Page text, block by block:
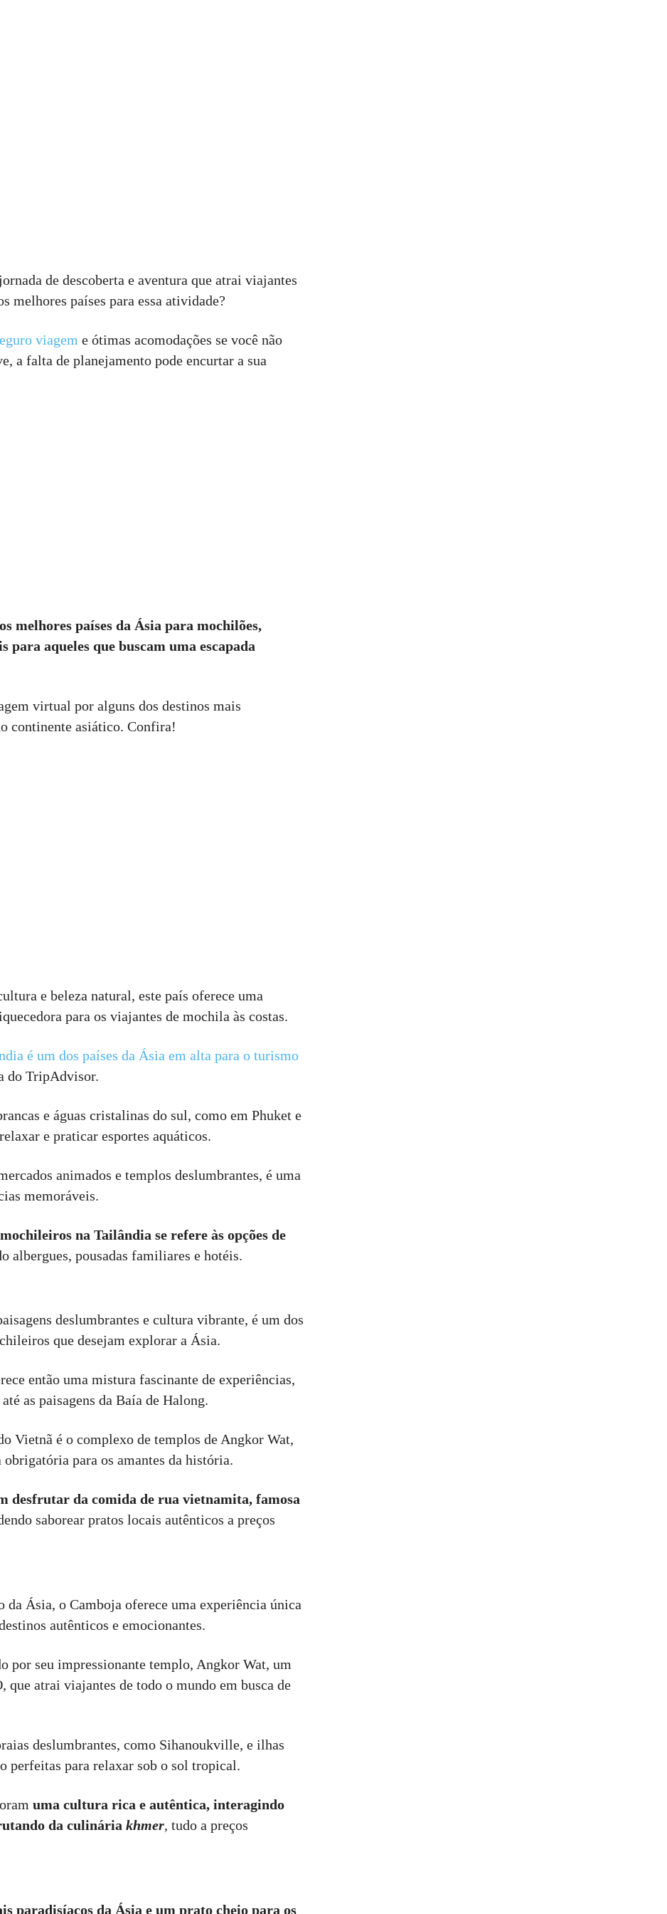
de descoberta e aventura que atrai viajantes
melhores países para essa atividade?
viagem e ótimas acomodações se você não
a falta de planejamento pode encurtar a sua
melhores países da Ásia para mochilões,
para aqueles que buscam uma escapada
virtual por alguns dos destinos mais
continente asiático. Confira!
e beleza natural, este país oferece uma
para os viajantes de mochila às costas.
é um dos países da Ásia em alta para o turismo
do TripAdvisor.
e águas cristalinas do sul, como em Phuket e
e praticar esportes aquáticos.
animados e templos deslumbrantes, é uma
memoráveis.
na Tailândia se refere às opções de
albergues, pousadas familiares e hotéis.
deslumbrantes e cultura vibrante, é um dos
que desejam explorar a Ásia.
então uma mistura fascinante de experiências,
as paisagens da Baía de Halong.
Vietnã é o complexo de templos de Angkor Wat,
obrigatória para os amantes da história.
desfrutar da comida de rua vietnamita, famosa
saborear pratos locais autênticos a preços
da Ásia, o Camboja oferece uma experiência única
autênticos e emocionantes.
por seu impressionante templo, Angkor Wat, um
atrai viajantes de todo o mundo em busca de
deslumbrantes, como Sihanoukville, e ilhas
perfeitas para relaxar sob o sol tropical.
uma cultura rica e autêntica, interagindo
da culinária khmer, tudo a preços
paradisíacos da Ásia e um prato cheio para os